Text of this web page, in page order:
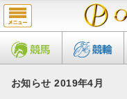
お知らせ 2019年4月